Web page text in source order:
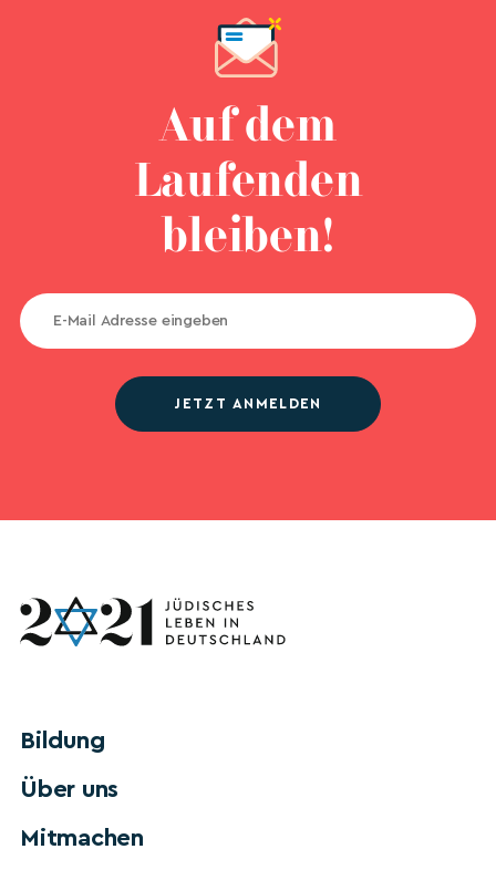
Auf dem
Laufenden
bleiben!
JETZT ANMELDEN
Bildung
Über uns
Mitmachen